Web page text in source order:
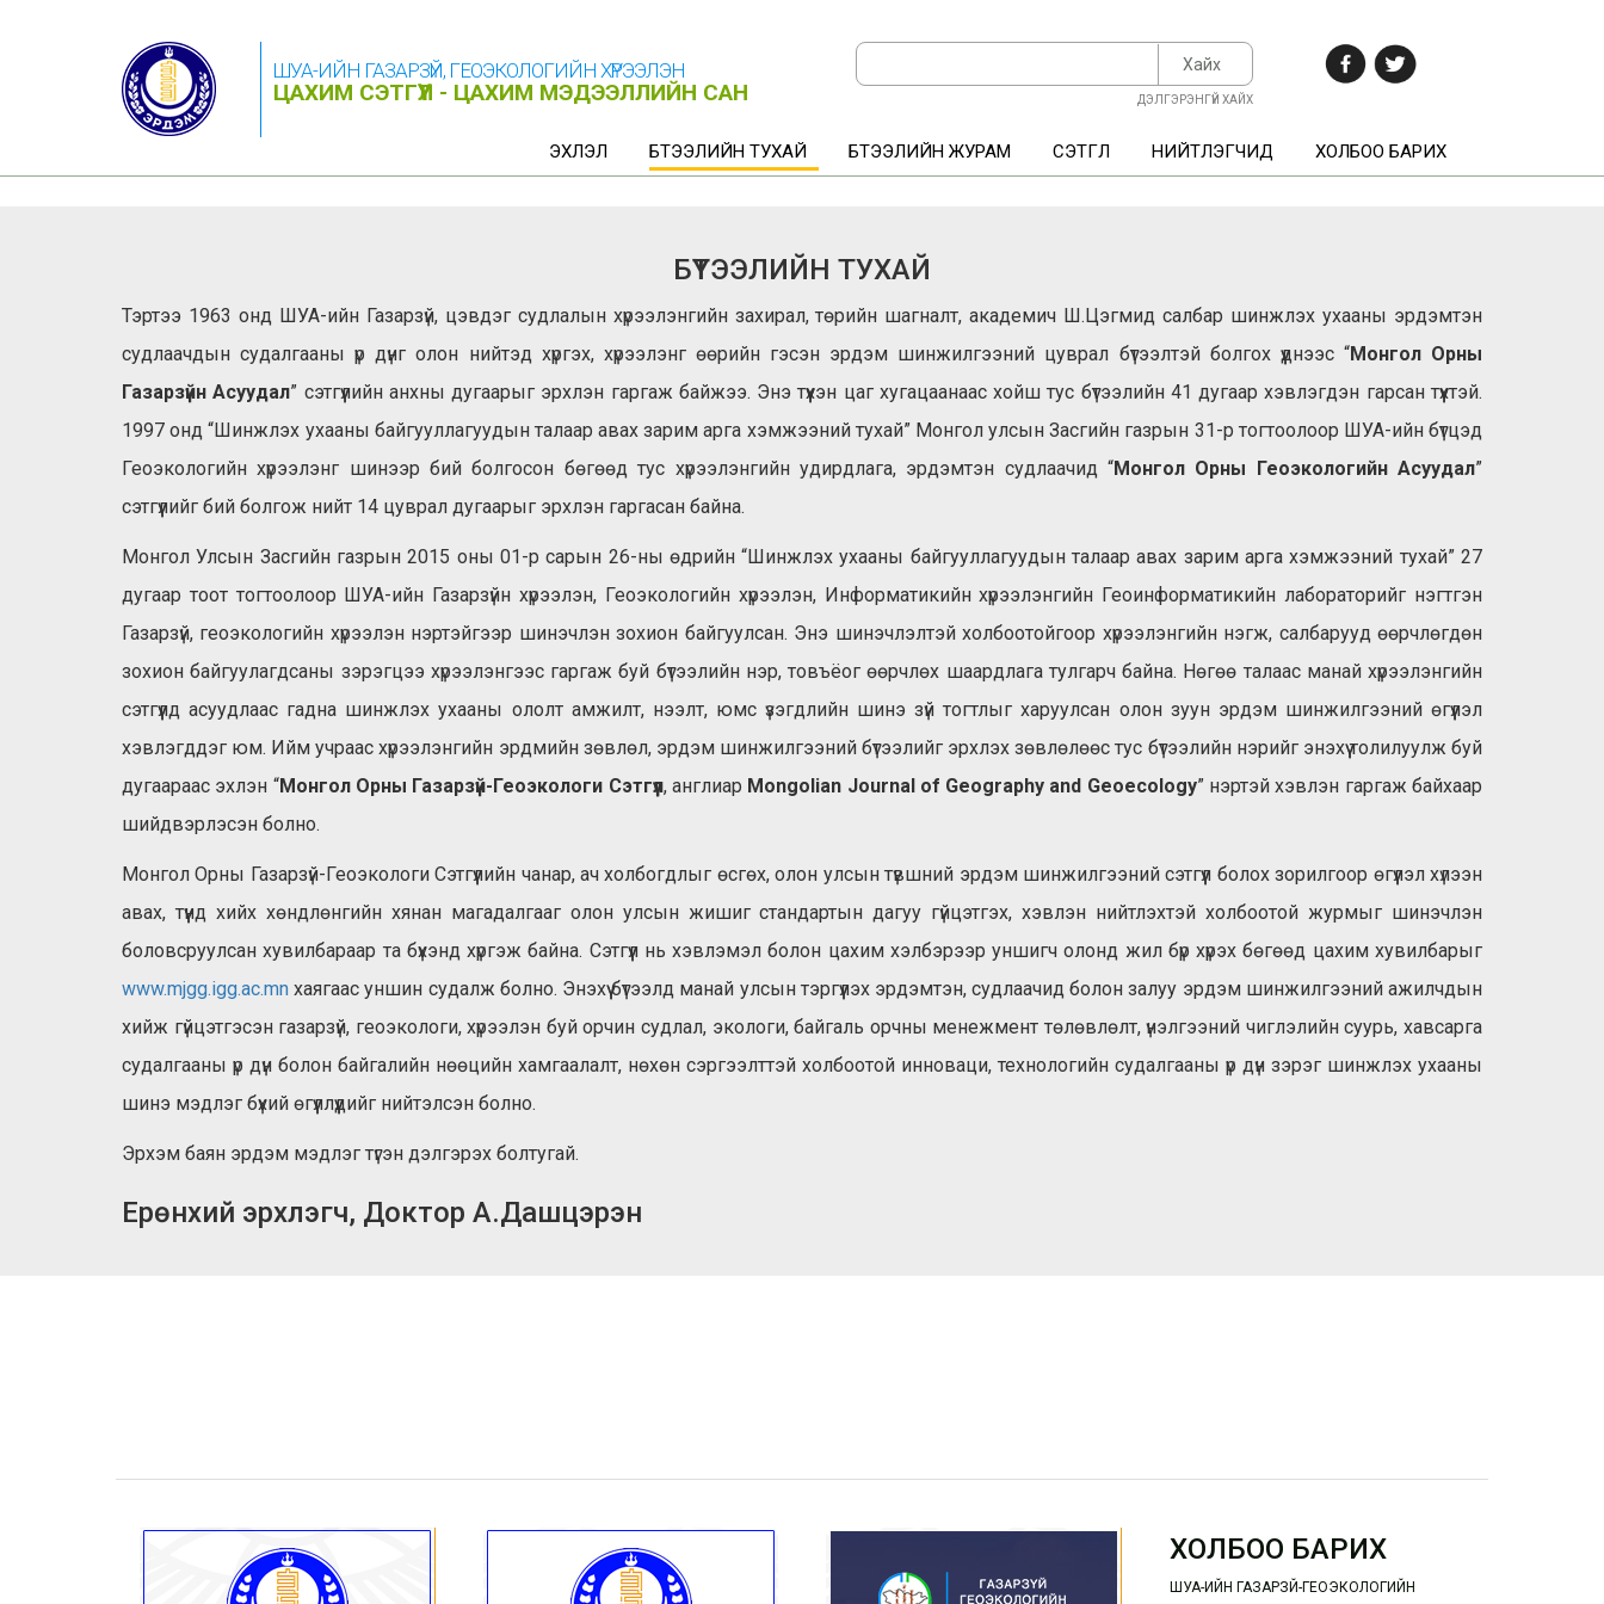
ШУА-ИЙН ГАЗАРЗҮЙ, ГЕОЭКОЛОГИЙН ХҮРЭЭЛЭН
ЦАХИМ СЭТГҮҮЛ - ЦАХИМ МЭДЭЭЛЛИЙН САН
Хайх
ДЭЛГЭРЭНГҮЙ ХАЙХ
ЭХЛЭЛ БҮТЭЭЛИЙН ТУХАЙ БҮТЭЭЛИЙН ЖУРАМ СЭТГҮҮЛ НИЙТЛЭГЧИД ХОЛБОО БАРИХ
БҮТЭЭЛИЙН ТУХАЙ
Тэртээ 1963 онд ШУА-ийн Газарзүй, цэвдэг судлалын хүрээлэнгийн захирал, төрийн шагналт, академич Ш.Цэгмид салбар шинжлэх ухааны эрдэмтэн
судлаачдын судалгааны үр дүнг олон нийтэд хүргэх, хүрээлэнг өөрийн гэсэн эрдэм шинжилгээний цуврал бүтээлтэй болгох үүднээс “Монгол Орны
Газарзүйн Асуудал” сэтгүүлийн анхны дугаарыг эрхлэн гаргаж байжээ. Энэ түүхэн цаг хугацаанаас хойш тус бүтээлийн 41 дугаар хэвлэгдэн гарсан түүхтэй.
1997 онд “Шинжлэх ухааны байгууллагуудын талаар авах зарим арга хэмжээний тухай” Монгол улсын Засгийн газрын 31-р тогтоолоор ШУА-ийн бүтцэд
Геоэкологийн хүрээлэнг шинээр бий болгосон бөгөөд тус хүрээлэнгийн удирдлага, эрдэмтэн судлаачид “Монгол Орны Геоэкологийн Асуудал”
сэтгүүлийг бий болгож нийт 14 цуврал дугаарыг эрхлэн гаргасан байна.
Монгол Улсын Засгийн газрын 2015 оны 01-р сарын 26-ны өдрийн “Шинжлэх ухааны байгууллагуудын талаар авах зарим арга хэмжээний тухай” 27
дугаар тоот тогтоолоор ШУА-ийн Газарзүйн хүрээлэн, Геоэкологийн хүрээлэн, Информатикийн хүрээлэнгийн Геоинформатикийн лабораторийг нэгтгэн
Газарзүй, геоэкологийн хүрээлэн нэртэйгээр шинэчлэн зохион байгуулсан. Энэ шинэчлэлтэй холбоотойгоор хүрээлэнгийн нэгж, салбарууд өөрчлөгдөн
зохион байгуулагдсаны зэрэгцээ хүрээлэнгээс гаргаж буй бүтээлийн нэр, товъёог өөрчлөх шаардлага тулгарч байна. Нөгөө талаас манай хүрээлэнгийн
сэтгүүлд асуудлаас гадна шинжлэх ухааны ололт амжилт, нээлт, юмс үзэгдлийн шинэ зүй тогтлыг харуулсан олон зуун эрдэм шинжилгээний өгүүлэл
хэвлэгддэг юм. Ийм учраас хүрээлэнгийн эрдмийн зөвлөл, эрдэм шинжилгээний бүтээлийг эрхлэх зөвлөлөөс тус бүтээлийн нэрийг энэхүү толилуулж буй
дугаараас эхлэн “Монгол Орны Газарзүй-Геоэкологи Сэтгүүл, англиар Mongolian Journal of Geography and Geoecology” нэртэй хэвлэн гаргаж байхаар
шийдвэрлэсэн болно.
Монгол Орны Газарзүй-Геоэкологи Сэтгүүлийн чанар, ач холбогдлыг өсгөх, олон улсын түвшний эрдэм шинжилгээний сэтгүүл болох зорилгоор өгүүлэл хүлээн
авах, түүнд хийх хөндлөнгийн хянан магадалгааг олон улсын жишиг стандартын дагуу гүйцэтгэх, хэвлэн нийтлэхтэй холбоотой журмыг шинэчлэн
боловсруулсан хувилбараар та бүхэнд хүргэж байна. Сэтгүүл нь хэвлэмэл болон цахим хэлбэрээр уншигч олонд жил бүр хүрэх бөгөөд цахим хувилбарыг
www.mjgg.igg.ac.mn хаягаас уншин судалж болно. Энэхүү бүтээлд манай улсын тэргүүлэх эрдэмтэн, судлаачид болон залуу эрдэм шинжилгээний ажилчдын
хийж гүйцэтгэсэн газарзүй, геоэкологи, хүрээлэн буй орчин судлал, экологи, байгаль орчны менежмент төлөвлөлт, үнэлгээний чиглэлийн суурь, хавсарга
судалгааны үр дүн болон байгалийн нөөцийн хамгаалалт, нөхөн сэргээлттэй холбоотой инноваци, технологийн судалгааны үр дүн зэрэг шинжлэх ухааны
шинэ мэдлэг бүхий өгүүллүүдийг нийтэлсэн болно.
Эрхэм баян эрдэм мэдлэг түгэн дэлгэрэх болтугай.
Ерөнхий эрхлэгч, Доктор А.Дашцэрэн
ХОЛБОО БАРИХ
ШУА-ИЙН ГАЗАРЗҮЙ-ГЕОЭКОЛОГИЙН